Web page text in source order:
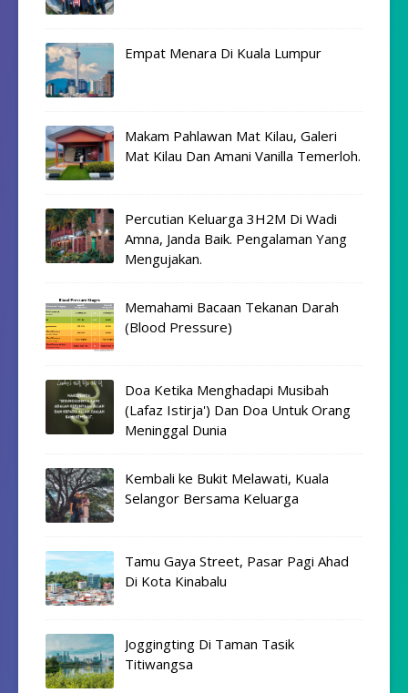
Empat Menara Di Kuala Lumpur
Makam Pahlawan Mat Kilau, Galeri
Mat Kilau Dan Amani Vanilla Temerloh.
Percutian Keluarga 3H2M Di Wadi
Amna, Janda Baik. Pengalaman Yang
Mengujakan.
Memahami Bacaan Tekanan Darah
(Blood Pressure)
Doa Ketika Menghadapi Musibah
(Lafaz Istirja') Dan Doa Untuk Orang
Meninggal Dunia
Kembali ke Bukit Melawati, Kuala
Selangor Bersama Keluarga
Tamu Gaya Street, Pasar Pagi Ahad
Di Kota Kinabalu
Joggingting Di Taman Tasik
Titiwangsa